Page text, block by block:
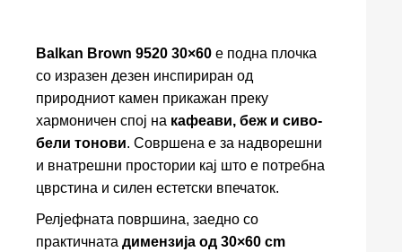
Balkan Brown 9520 30×60 е подна плочка
со изразен дезен инспириран од
природниот камен прикажан преку
хармоничен спој на кафеави, беж и сиво-
бели тонови. Совршена е за надворешни
и внатрешни простории кај што е потребна
цврстина и силен естетски впечаток.
Релјефната површина, заедно со
практичната димензија од 30×60 cm